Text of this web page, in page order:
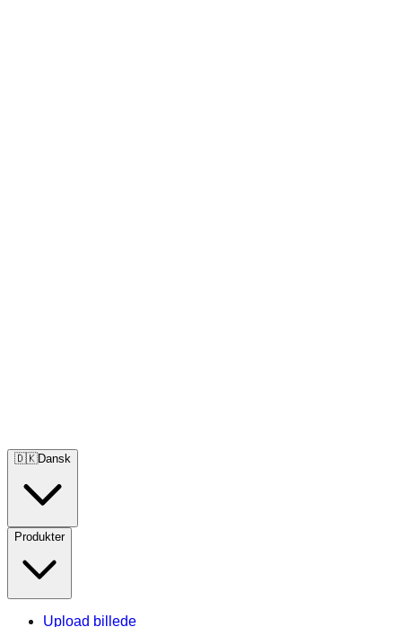
🇩🇰Dansk
Produkter
Upload billede